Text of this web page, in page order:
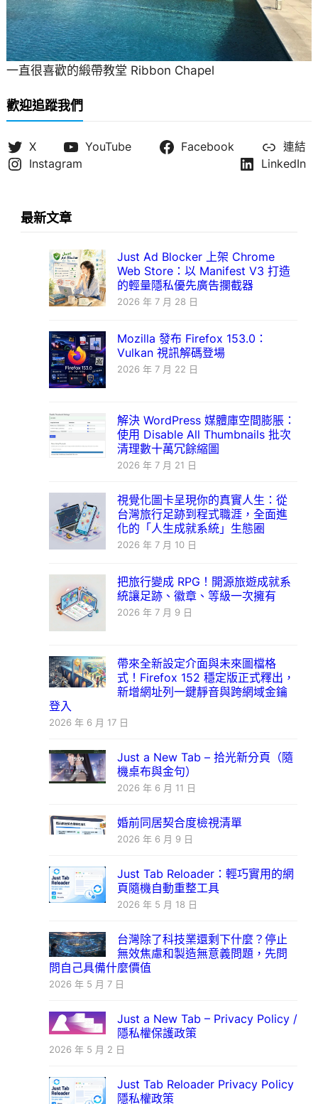
一直很喜歡的緞帶教堂 Ribbon Chapel
歡迎追蹤我們
X YouTube Facebook
連結
Instagram
LinkedIn
最新文章
Just Ad Blocker 上架 Chrome
Web Store：以 Manifest V3 打造
的輕量隱私優先廣告攔截器
2026 年 7 月 28 日
Mozilla 發布 Firefox 153.0：
Vulkan 視訊解碼登場
2026 年 7 月 22 日
解決 WordPress 媒體庫空間膨脹：
使用 Disable All Thumbnails 批次
清理數十萬冗餘縮圖
2026 年 7 月 21 日
視覺化圖卡呈現你的真實人生：從
台灣旅行足跡到程式職涯，全面進
化的「人生成就系統」生態圈
2026 年 7 月 10 日
把旅行變成 RPG！開源旅遊成就系
統讓足跡、徽章、等級一次擁有
2026 年 7 月 9 日
帶來全新設定介面與未來圖檔格
式！Firefox 152 穩定版正式釋出，
新增網址列一鍵靜音與跨網域金鑰
登入
2026 年 6 月 17 日
Just a New Tab – 拾光新分頁（隨
機桌布與金句）
2026 年 6 月 11 日
婚前同居契合度檢視清單
2026 年 6 月 9 日
Just Tab Reloader：輕巧實用的網
頁隨機自動重整工具
2026 年 5 月 18 日
台灣除了科技業還剩下什麼？停止
無效焦慮和製造無意義問題，先問
問自己具備什麼價值
2026 年 5 月 7 日
Just a New Tab – Privacy Policy /
隱私權保護政策
2026 年 5 月 2 日
Just Tab Reloader Privacy Policy
隱私權政策